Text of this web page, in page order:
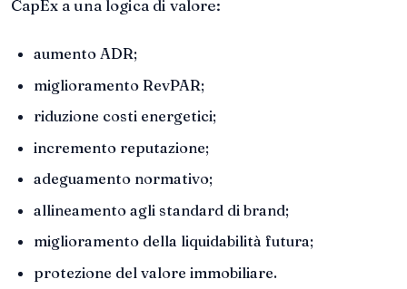
CapEx a una logica di valore:
aumento ADR;
miglioramento RevPAR;
riduzione costi energetici;
incremento reputazione;
adeguamento normativo;
allineamento agli standard di brand;
miglioramento della liquidabilità futura;
protezione del valore immobiliare.